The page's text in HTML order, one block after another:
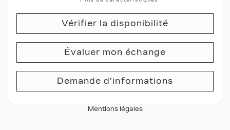
Vérifier la disponibilité
Évaluer mon échange
Demande d'informations
Mentions légales